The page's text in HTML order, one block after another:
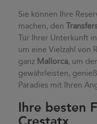
Sie können Ihre
machen, den
Tür Ihrer Unterkunft in
um eine Vielzahl von
ganz Mallorca, um
gewährleisten,
Paradies mit Ihren
Ihre besten